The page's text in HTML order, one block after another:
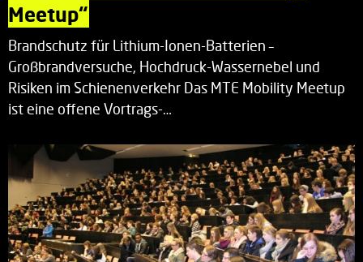
Meetup“
Brandschutz für Lithium-Ionen-Batterien –
Großbrandversuche, Hochdruck-Wassernebel und
Risiken im Schienenverkehr Das MTE Mobility Meetup
ist eine offene Vortrags-…